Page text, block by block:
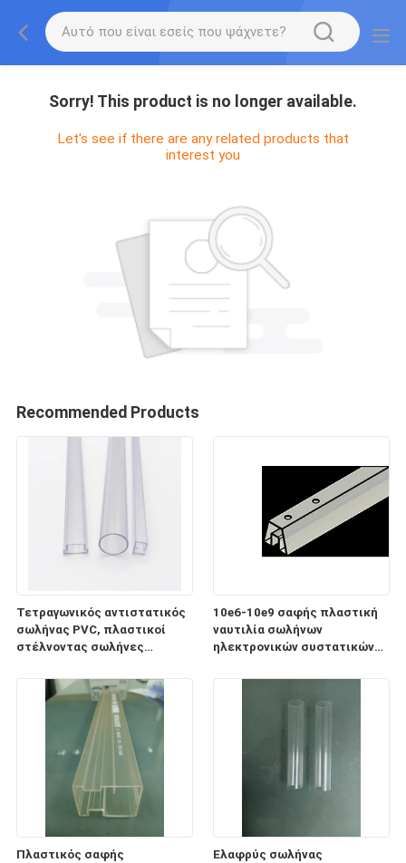
Sorry! This product is no longer available.
Let's see if there are any related products that
interest you
Recommended Products
Τετραγωνικός αντιστατικός
σωλήνας PVC, πλαστικοί
στέλνοντας σωλήνες
10e6-10e9 σαφής πλαστική
ναυτιλία σωλήνων
ηλεκτρονικών συστατικών
Πλαστικός σαφής
Ελαφρύς σωλήνας